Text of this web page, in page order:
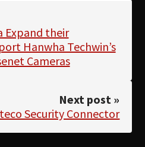
Expand their
Hanwha Techwin’s
Cameras
Next post »
Security Connector